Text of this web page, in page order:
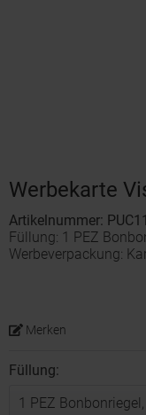
Werbekarte
Artikelnummer:
Füllung: 1 PEZ
Werbeverpackung:
Merken
Füllung: